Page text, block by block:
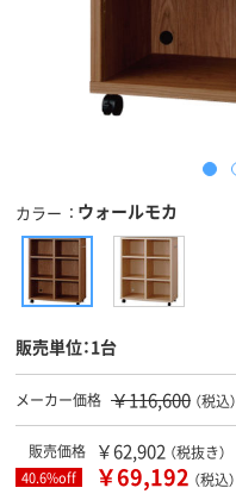
カラー ウォールモカ
販売単位：1台
メーカー価格 ￥116,600 （税込）
販売価格 ￥62,902 （税抜き）
40.6%off ￥69,192 （税込）